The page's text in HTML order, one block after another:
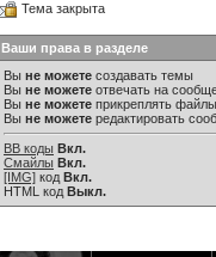
Тема закрыта
Ваши права в разделе
Вы не можете создавать темы
Вы не можете отвечать на
Вы не можете прикреплять файлы
Вы не можете редактировать
BB коды Вкл.
Смайлы Вкл.
[IMG] код Вкл.
HTML код Выкл.